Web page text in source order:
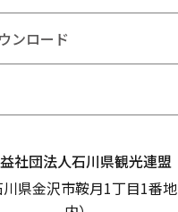
ンロード
社団法人石川県観光連盟
県金沢市鞍月1丁目1番